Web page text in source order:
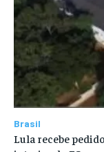
Brasil
Lula recebe